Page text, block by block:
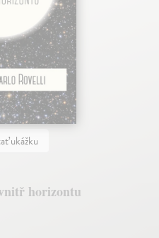
ukážku
horizontu